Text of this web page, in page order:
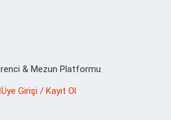
& Mezun Platformu
Üye Girişi / Kayıt Ol